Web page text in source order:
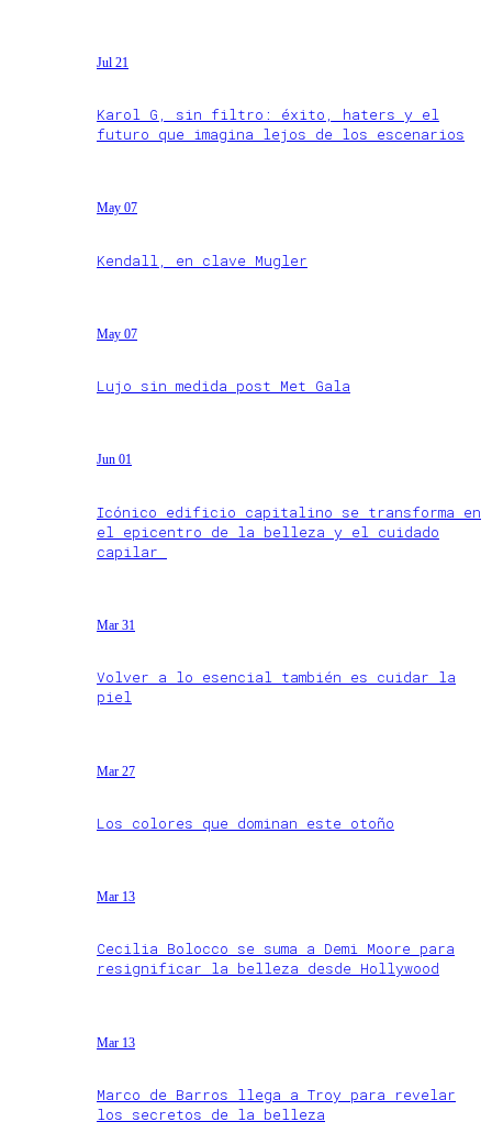
Jul 21
Karol G, sin filtro: éxito, haters y el
futuro que imagina lejos de los escenarios
May 07
Kendall, en clave Mugler
May 07
Lujo sin medida post Met Gala
Jun 01
Icónico edificio capitalino se transforma en
el epicentro de la belleza y el cuidado
capilar
Mar 31
Volver a lo esencial también es cuidar la
piel
Mar 27
Los colores que dominan este otoño
Mar 13
Cecilia Bolocco se suma a Demi Moore para
resignificar la belleza desde Hollywood
Mar 13
Marco de Barros llega a Troy para revelar
los secretos de la belleza